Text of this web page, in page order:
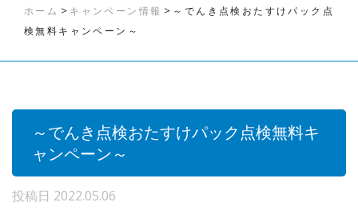
ホーム > キャンペーン情報 > ～でんき点検おたすけパック点
検無料キャンペーン～
～でんき点検おたすけパック点検無料キ
ャンペーン～
投稿日 2022.05.06